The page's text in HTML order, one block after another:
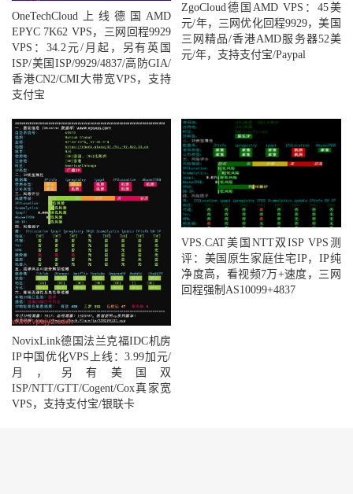
OneTechCloud上线德国AMD
EPYC 7K62 VPS，三网回程9929
VPS：34.2元/月起，另有英国
ISP/美国ISP/9929/4837/高防GIA/
香港CN2/CMI大带宽VPS，支持
支付宝
ZgoCloud德国AMD VPS：45美
元/年，三网优化回程9929，美国
三网精品/香港AMD服务器52美
元/年，支持支付宝/Paypal
NovixLink德国法兰克福IDC机房
IP中国优化VPS上线：3.99加元/
月，另有美国双
ISP/NTT/GTT/Cogent/Cox真家宽
VPS，支持支付宝/银联卡
VPS.CAT美国NTT双ISP VPS测
评：美国原生家庭住宅IP，IP纯
净度高，看视频7万+速度，三网
回程强制AS10099+4837